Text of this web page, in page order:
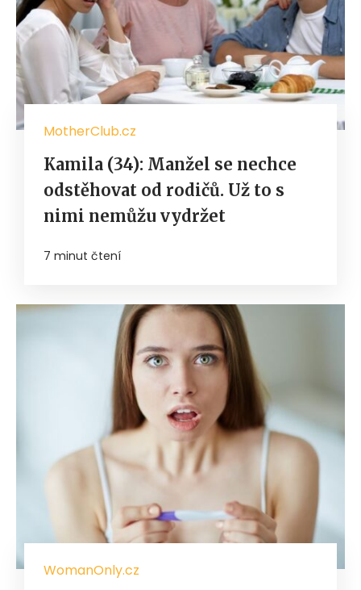
MotherClub.cz
Kamila (34): Manžel se nechce
odstěhovat od rodičů. Už to s
nimi nemůžu vydržet
7 minut čtení
WomanOnly.cz